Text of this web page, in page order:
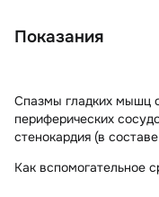
Показания
Спазмы гладких мышц
периферических
стенокардия (в
Как вспомогательное